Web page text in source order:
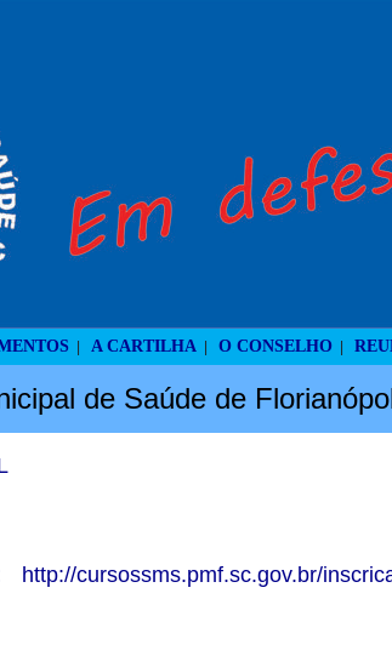
A CARTILHA O CONSELHO
de Saúde de
cursossms.pmf.sc.gov.br/